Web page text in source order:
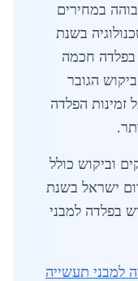
במחירים
בשנת
בפלדה חכמה
הגובר
זמינות הפלדה
וביקוש כולל
ישראל בשנת
בפלדה למבני
למבני תעשייה